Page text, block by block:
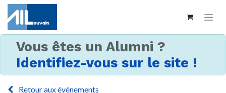
Vous êtes un Alumni ?
Identifiez-vous sur le site !
Retour aux événements